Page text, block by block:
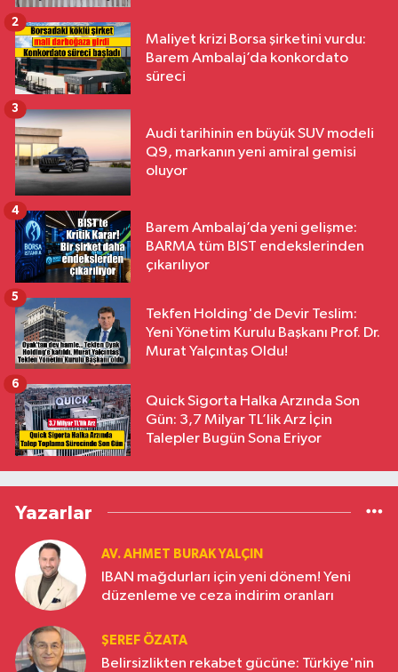
Maliyet krizi Borsa şirketini vurdu:
Barem Ambalaj’da konkordato
süreci
2
Audi tarihinin en büyük SUV modeli
Q9, markanın yeni amiral gemisi
oluyor
3
Barem Ambalaj’da yeni gelişme:
BARMA tüm BIST endekslerinden
çıkarılıyor
4
Tekfen Holding'de Devir Teslim:
Yeni Yönetim Kurulu Başkanı Prof. Dr.
Murat Yalçıntaş Oldu!
5
Quick Sigorta Halka Arzında Son
Gün: 3,7 Milyar TL’lik Arz İçin
Talepler Bugün Sona Eriyor
6
Yazarlar
AV. AHMET BURAK YALÇIN
IBAN mağdurları için yeni dönem! Yeni
düzenleme ve ceza indirim oranları
ŞEREF ÖZATA
Belirsizlikten rekabet gücüne: Türkiye'nin